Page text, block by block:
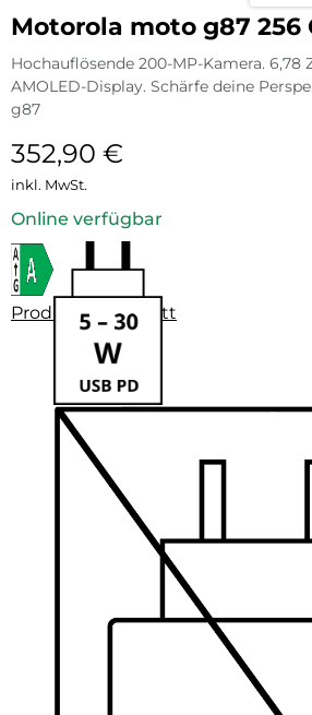
Motorola moto g87 256
Hochauflösende 200-MP-Kamera. 6,78
AMOLED-Display. Schärfe deine
g87
352,90 €
inkl. MwSt.
Online verfügbar
Produktdatenblatt